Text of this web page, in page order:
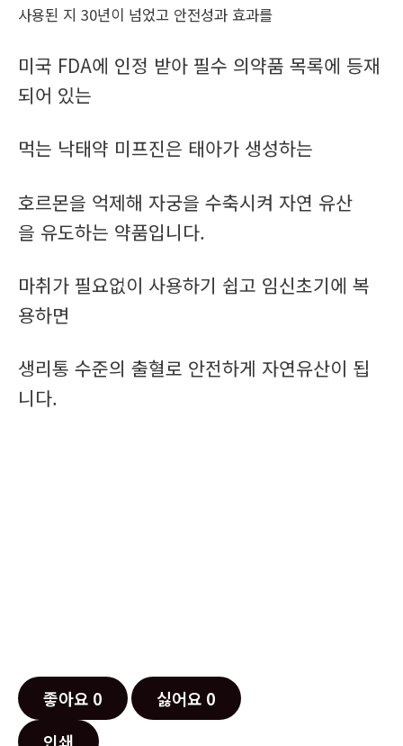
사용된 지 30년이 넘었고 안전성과 효과를
미국 FDA에 인정 받아 필수 의약품 목록에 등재
되어 있는
먹는 낙태약 미프진은 태아가 생성하는
호르몬을 억제해 자궁을 수축시켜 자연 유산
을 유도하는 약품입니다.
마취가 필요없이 사용하기 쉽고 임신초기에 복
용하면
생리통 수준의 출혈로 안전하게 자연유산이 됩
니다.
좋아요 0 싫어요 0
인쇄